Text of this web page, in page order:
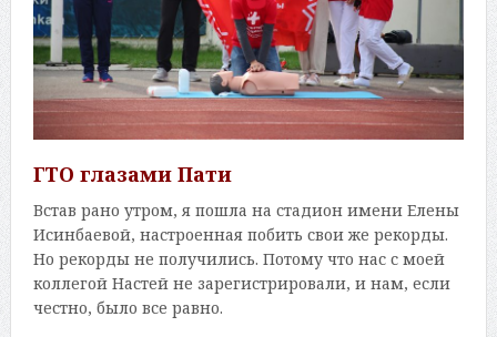
ГТО глазами Пати
Встав рано утром, я пошла на стадион имени Елены
Исинбаевой, настроенная побить свои же рекорды.
Но рекорды не получились. Потому что нас с моей
коллегой Настей не зарегистрировали, и нам, если
честно, было все равно.